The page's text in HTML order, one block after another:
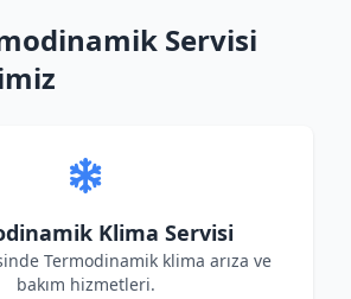
Servisi
Klima Servisi
Termodinamik klima arıza ve
bakım hizmetleri.